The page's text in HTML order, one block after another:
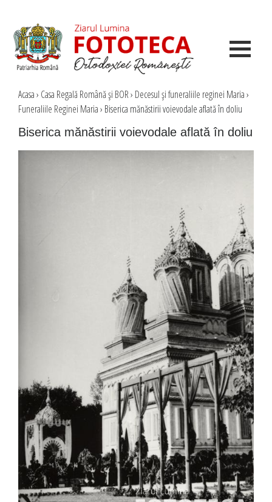
Acasa› Casa Regală Română şi BOR› Decesul şi funeraliile reginei Maria›
Funeraliile Reginei Maria› Biserica mănăstirii voievodale aflată în doliu
Biserica mănăstirii voievodale aflată în doliu